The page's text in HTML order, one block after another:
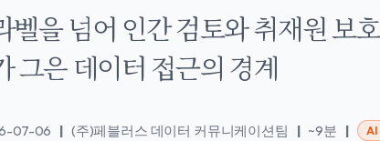
벨을 넘어 인간 검토와 취재원 보
그은 데이터 접근의 경계
07-06 | (주)페블러스 데이터 커뮤니케이션팀 | ~9분 | AI